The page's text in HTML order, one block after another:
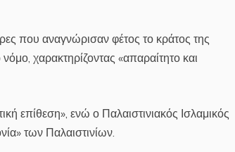
που αναγνώρισαν φέτος το κράτος της
χαρακτηρίζοντας «απαραίτητο και
επίθεση», ενώ ο Παλαιστινιακός Ισλαμικός
των Παλαιστινίων.